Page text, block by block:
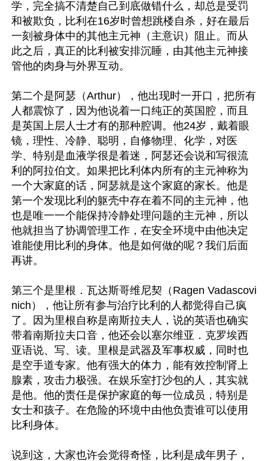
学，完全搞不清楚自己到底做错什么，却总是受罚
和被欺负，比利在16岁时曾想跳楼自杀，好在最后
一刻被身体中的其他主元神（主意识）阻止。而从
此之后，真正的比利被安排沉睡，由其他主元神接
管他的肉身与外界互动。
第二个是阿瑟（Arthur），他出现时一开口，把所有
人都震惊了，因为他说着一口纯正的英国腔，而且
是英国上层人士才有的那种腔调。他24岁，戴着眼
镜，理性、冷静、聪明，自修物理、化学，对医
学、特别是血液学很是着迷，阿瑟还会说和写很流
利的阿拉伯文。如果把比利体内所有的主元神称为
一个大家庭的话，阿瑟就是这个家庭的家长。他是
第一个发现比利的躯壳中存在着不同的主元神，他
也是唯一一个能保持冷静处理问题的主元神，所以
他就担当了协调管理工作，在安全环境中由他决定
谁能使用比利的身体。他是如何做的呢？我们后面
再讲。
第三个是里根．瓦达斯哥维尼契（Ragen Vadascovi
nich），他让所有参与治疗比利的人都觉得自己疯
了。因为里根自称是南斯拉夫人，说的英语也确实
带着南斯拉夫口音，他还会以塞尔维亚．克罗埃西
亚语说、写、读。里根是武器及军事权威，同时也
是空手道专家。他有强大的体力，能有效控制肾上
腺素，攻击力极强。在娱乐室打沙包的人，其实就
是他。他的责任是保护家庭的每一位成员，特别是
女士和孩子。在危险的环境中由他负责谁可以使用
比利身体。
说到这，大家也许会觉得奇怪，比利是成年男子，